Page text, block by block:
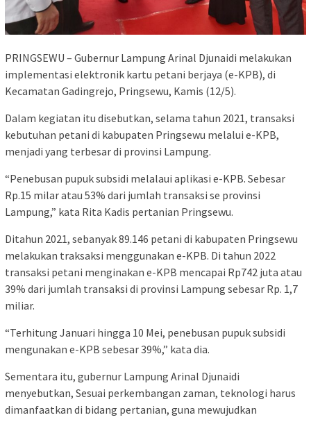
PRINGSEWU – Gubernur Lampung Arinal Djunaidi melakukan
implementasi elektronik kartu petani berjaya (e-KPB), di
Kecamatan Gadingrejo, Pringsewu, Kamis (12/5).
Dalam kegiatan itu disebutkan, selama tahun 2021, transaksi
kebutuhan petani di kabupaten Pringsewu melalui e-KPB,
menjadi yang terbesar di provinsi Lampung.
“Penebusan pupuk subsidi melalaui aplikasi e-KPB. Sebesar
Rp.15 milar atau 53% dari jumlah transaksi se provinsi
Lampung,” kata Rita Kadis pertanian Pringsewu.
Ditahun 2021, sebanyak 89.146 petani di kabupaten Pringsewu
melakukan traksaksi menggunakan e-KPB. Di tahun 2022
transaksi petani menginakan e-KPB mencapai Rp742 juta atau
39% dari jumlah transaksi di provinsi Lampung sebesar Rp. 1,7
miliar.
“Terhitung Januari hingga 10 Mei, penebusan pupuk subsidi
mengunakan e-KPB sebesar 39%,” kata dia.
Sementara itu, gubernur Lampung Arinal Djunaidi
menyebutkan, Sesuai perkembangan zaman, teknologi harus
dimanfaatkan di bidang pertanian, guna mewujudkan